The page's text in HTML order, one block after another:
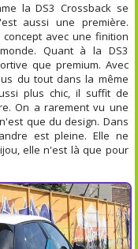
la DS3 Crossback se
aussi une première.
avec une finition
Quant à la DS3
que premium. Avec
du tout dans la même
plus chic, il suffit de
On a rarement vu une
que du design. Dans
est pleine. Elle ne
elle n'est là que pour